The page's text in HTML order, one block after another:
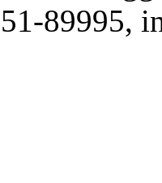
89995,